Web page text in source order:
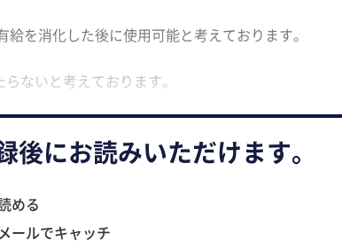
を消化した後に使用可能と考えております。
ないと考えております。
にお読みいただけます。
める
ールでキャッチ